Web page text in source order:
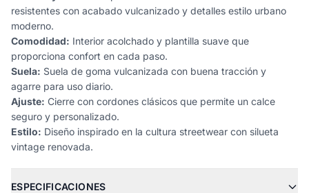
resistentes con acabado vulcanizado y detalles estilo urbano
moderno.
Comodidad: Interior acolchado y plantilla suave que
proporciona confort en cada paso.
Suela: Suela de goma vulcanizada con buena tracción y
agarre para uso diario.
Ajuste: Cierre con cordones clásicos que permite un calce
seguro y personalizado.
Estilo: Diseño inspirado en la cultura streetwear con silueta
vintage renovada.
ESPECIFICACIONES